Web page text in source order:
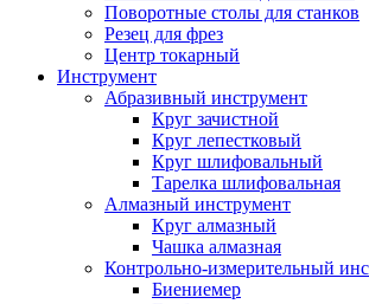
Поворотные столы для станков
Резец для фрез
Центр токарный
Инструмент
Абразивный инструмент
Круг зачистной
Круг лепестковый
Круг шлифовальный
Тарелка шлифовальная
Алмазный инструмент
Круг алмазный
Чашка алмазная
Контрольно-измерительный
Биениемер